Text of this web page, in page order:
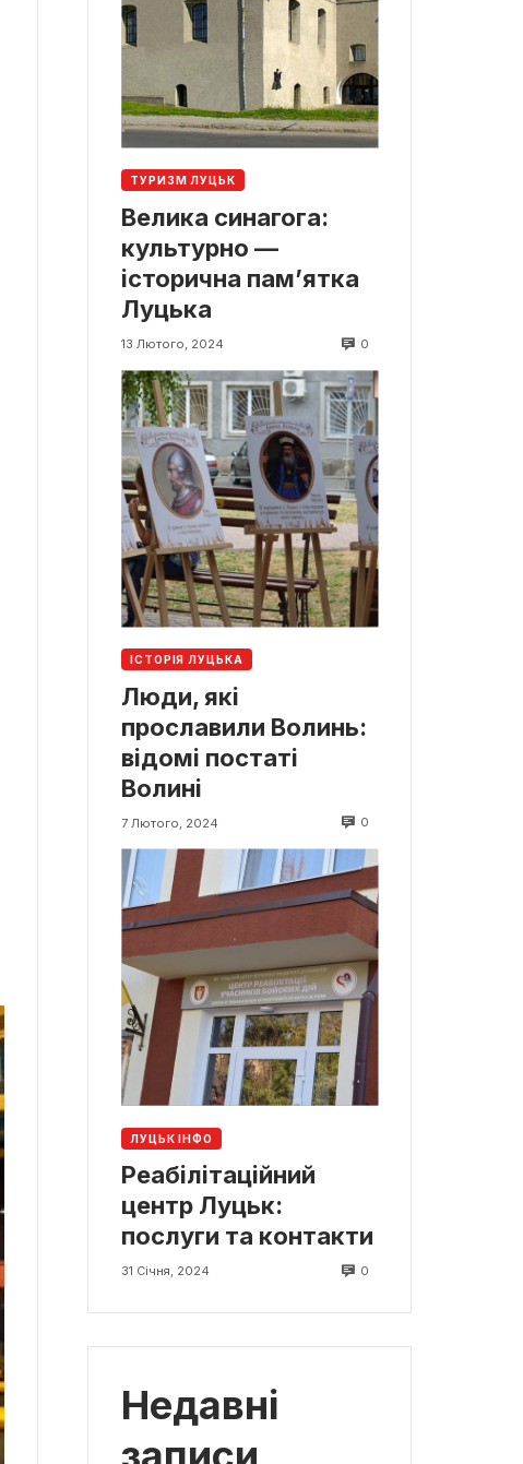
ТУРИЗМ ЛУЦЬК
Велика синагога:
культурно —
історична пам’ятка
Луцька
13 Лютого, 2024 0
ІСТОРІЯ ЛУЦЬКА
Люди, які
прославили Волинь:
відомі постаті
Волині
7 Лютого, 2024 0
ЛУЦЬК ІНФО
Реабілітаційний
центр Луцьк:
послуги та контакти
31 Січня, 2024 0
Недавні